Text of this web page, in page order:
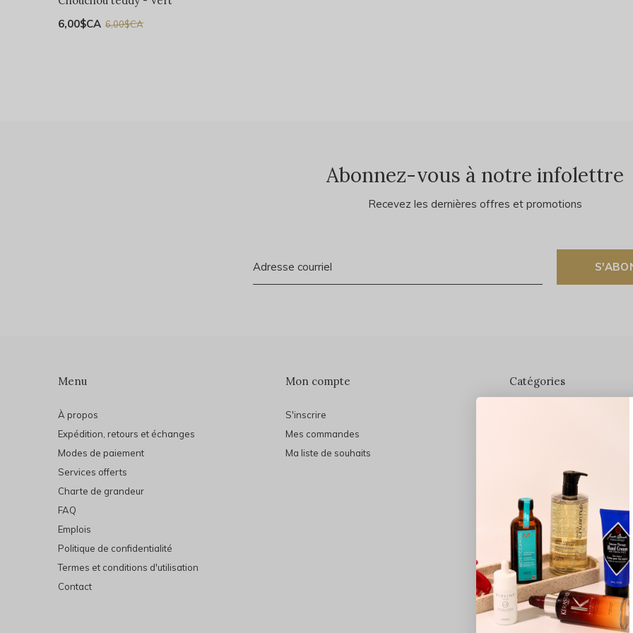
6,00$CA 6,00$CA
Abonnez-vous à notre infolettre
Recevez les dernières offres et promotions
Menu
À propos
Expédition, retours et échanges
Modes de paiement
Services offerts
Charte de grandeur
FAQ
Emplois
Politique de confidentialité
Termes et conditions d'utilisation
Contact
Mon compte
S'inscrire
Mes commandes
Ma liste de souhaits
Catégories
Soins du visage
Maquillage
Bain et Corps
Bijoux